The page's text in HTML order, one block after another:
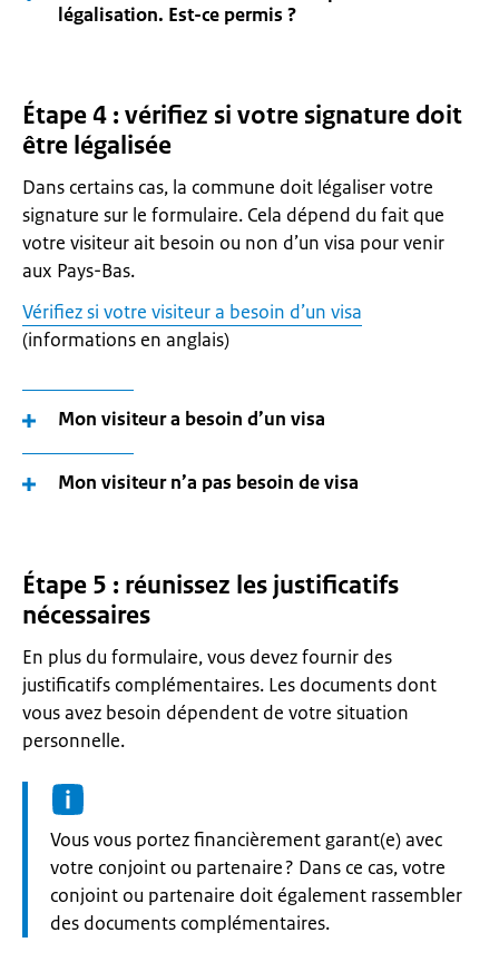
légalisation. Est-ce permis ?
Étape 4 : vérifiez si votre signature doit
être légalisée
Dans certains cas, la commune doit légaliser votre
signature sur le formulaire. Cela dépend du fait que
votre visiteur ait besoin ou non d’un visa pour venir
aux Pays-Bas.
Vérifiez si votre visiteur a besoin d’un visa
(informations en anglais)
Mon visiteur a besoin d’un visa
Mon visiteur n’a pas besoin de visa
Étape 5 : réunissez les justificatifs
nécessaires
En plus du formulaire, vous devez fournir des
justificatifs complémentaires. Les documents dont
vous avez besoin dépendent de votre situation
personnelle.
Informatie:
Vous vous portez financièrement garant(e) avec
votre conjoint ou partenaire ? Dans ce cas, votre
conjoint ou partenaire doit également rassembler
des documents complémentaires.